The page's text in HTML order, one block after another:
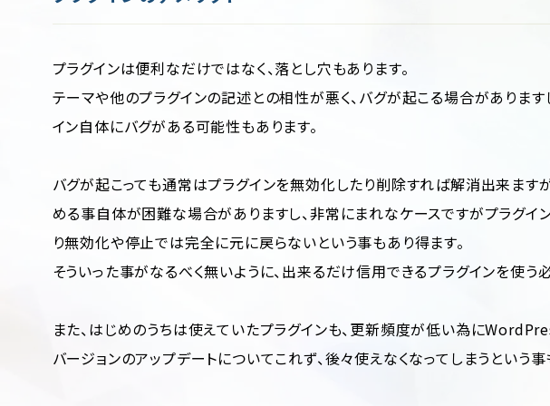
プラグインは便利なだけではなく、落とし穴もあります。
テーマや他のプラグインの記述との相性が悪く、バグが起こる場合がありま
イン自体にバグがある可能性もあります。
バグが起こっても通常はプラグインを無効化したり削除すれば解消出来ます
める事自体が困難な場合がありますし、非常にまれなケースですがプラグイ
り無効化や停止では完全に元に戻らないという事もあり得ます。
そういった事がなるべく無いように、出来るだけ信用できるプラグインを使う
また、はじめのうちは使えていたプラグインも、更新頻度が低い為に
バージョンのアップデートについてこれず、後々使えなくなってしまうという事